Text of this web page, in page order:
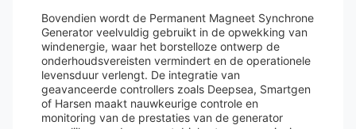
Bovendien wordt de Permanent Magneet Synchrone
Generator veelvuldig gebruikt in de opwekking van
windenergie, waar het borstelloze ontwerp de
onderhoudsvereisten vermindert en de operationele
levensduur verlengt. De integratie van
geavanceerde controllers zoals Deepsea, Smartgen
of Harsen maakt nauwkeurige controle en
monitoring van de prestaties van de generator